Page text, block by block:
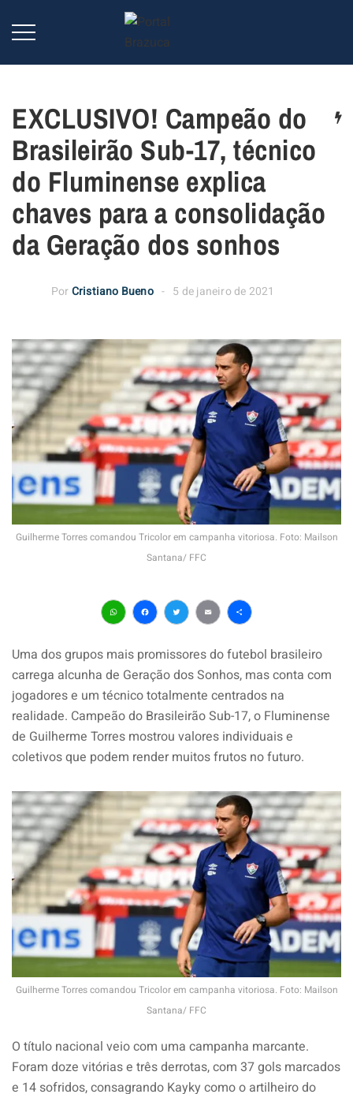
EXCLUSIVO! Campeão do
Brasileirão Sub-17, técnico
do Fluminense explica
chaves para a consolidação
da Geração dos sonhos
PorCristiano Bueno 5 de janeiro de 2021
Guilherme Torres comandou Tricolor em campanha vitoriosa. Foto: Mailson
Santana/ FFC
WhatsApp
Facebook
Twitter
EmailShare
Uma dos grupos mais promissores do futebol brasileiro
carrega alcunha de Geração dos Sonhos, mas conta com
jogadores e um técnico totalmente centrados na
realidade. Campeão do Brasileirão Sub-17, o Fluminense
de Guilherme Torres mostrou valores individuais e
coletivos que podem render muitos frutos no futuro.
Guilherme Torres comandou Tricolor em campanha vitoriosa. Foto: Mailson
Santana/ FFC
O título nacional veio com uma campanha marcante.
Foram doze vitórias e três derrotas, com 37 gols marcados
e 14 sofridos, consagrando Kayky como o artilheiro do